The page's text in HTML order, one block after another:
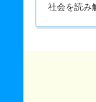
社会を読み